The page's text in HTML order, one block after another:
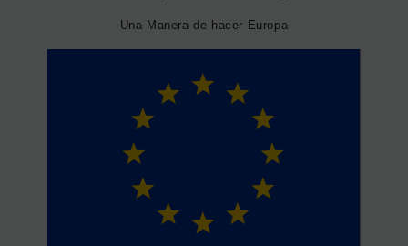
Una Manera de hacer Europa